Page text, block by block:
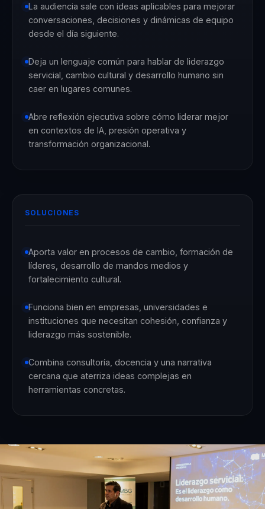
La audiencia sale con ideas aplicables para mejorar
conversaciones, decisiones y dinámicas de equipo
desde el día siguiente.
Deja un lenguaje común para hablar de liderazgo
servicial, cambio cultural y desarrollo humano sin
caer en lugares comunes.
Abre reflexión ejecutiva sobre cómo liderar mejor
en contextos de IA, presión operativa y
transformación organizacional.
SOLUCIONES
Aporta valor en procesos de cambio, formación de
líderes, desarrollo de mandos medios y
fortalecimiento cultural.
Funciona bien en empresas, universidades e
instituciones que necesitan cohesión, confianza y
liderazgo más sostenible.
Combina consultoría, docencia y una narrativa
cercana que aterriza ideas complejas en
herramientas concretas.